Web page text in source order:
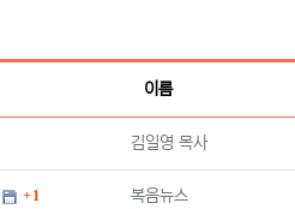
이름
등록자
김일영 목사
댓글
1 등록자
복음뉴스